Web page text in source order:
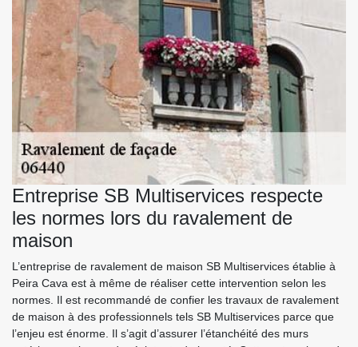
Entreprise SB Multiservices respecte
les normes lors du ravalement de
maison
L’entreprise de ravalement de maison SB Multiservices établie à
Peira Cava est à même de réaliser cette intervention selon les
normes. Il est recommandé de confier les travaux de ravalement
de maison à des professionnels tels SB Multiservices parce que
l’enjeu est énorme. Il s’agit d’assurer l’étanchéité des murs